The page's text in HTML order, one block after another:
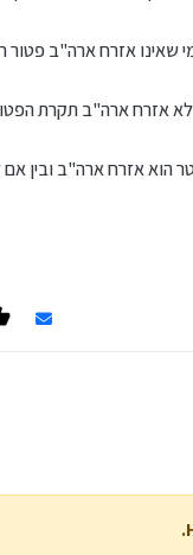
משפחה אחר שאינו אמריקאי.
(מאחר שארה"ב ממסה לפי
פדיון), וכן לא אג"ח שמונפק
עד 11.4 מליון דולר, אבל עיזבון של מי שאינו אזרח
הוא אזרח ארה"ב ובין